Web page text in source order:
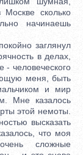
сколько
начинаешь
заглянул
в делах,
- человеческого
меня, быть
и мир
Мне казалось
этой немоты.
высказать
что моя
сложные